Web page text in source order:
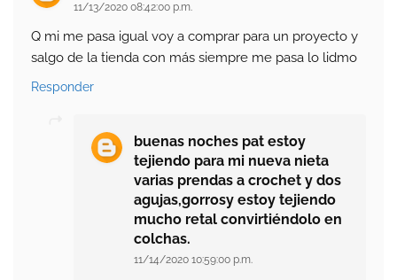
11/13/2020 08:42:00 p.m.
Q mi me pasa igual voy a comprar para un proyecto y
salgo de la tienda con más siempre me pasa lo lidmo
Responder
buenas noches pat estoy
tejiendo para mi nueva nieta
varias prendas a crochet y dos
agujas,gorrosy estoy tejiendo
mucho retal convirtiéndolo en
colchas.
11/14/2020 10:59:00 p.m.